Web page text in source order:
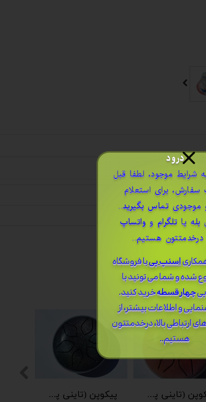
پیکوپن (تاینی پن) 6 نت برند دلکو پیکوپن (تاینی پن) 6 نت برند دلکو
درود
شرایط موجود، لطفا قبل
سفارش، برای استعلام
موجودیتماس بگیرید..
بله یا تلگرام وواتساپ
هستیم..
اسنپ پیبا فروشگاه
شده و شما می تونید با
چهار قسطهخرید کنید.
و اطلاعات بیشتر، از
ارتباطی بالا، درخدمتتون
هستیم..